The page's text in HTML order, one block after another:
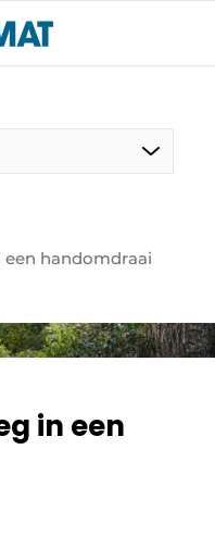
een handomdraai
in een